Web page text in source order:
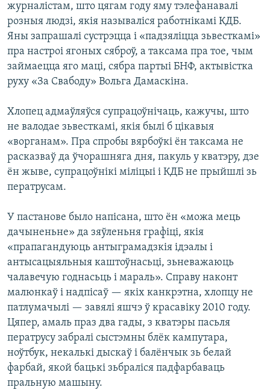
журналістам, што цягам году яму тэлефанавалі
розныя людзі, якія называліся работнікамі КДБ.
Яны запрашалі сустрэцца і «падзяліцца зьвесткамі»
пра настроі ягоных сяброў, а таксама пра тое, чым
займаецца яго маці, сябра партыі БНФ, актывістка
руху «За Свабоду» Вольга Дамаскіна.
Хлопец адмаўляўся супрацоўнічаць, кажучы, што
не валодае зьвесткамі, якія былі б цікавыя
«ворганам». Пра спробы вярбоўкі ён таксама не
расказваў да ўчорашняга дня, пакуль у кватэру, дзе
ён жыве, супрацоўнікі міліцыі і КДБ не прыйшлі зь
ператрусам.
У пастанове было напісана, што ён «можа мець
дачыненьне» да зяўленьня графіці, якія
«прапагандуюць антыграмадзкія ідэалы і
антысацыяльныя каштоўнасьці, зьневажаюць
чалавечую годнасьць і мараль». Справу наконт
малюнкаў і надпісаў — якіх канкрэтна, хлопцу не
патлумачылі — завялі яшчэ ў красавіку 2010 году.
Цяпер, амаль праз два гады, з кватэры пасьля
ператрусу забралі сыстэмны блёк кампутара,
ноўтбук, некалькі дыскаў і балёнчык зь белай
фарбай, якой бацькі зьбраліся падфарбаваць
пральную машыну.